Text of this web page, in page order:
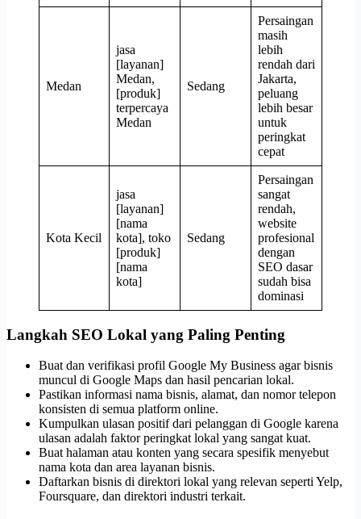
Medan
jasa
[layanan]
Medan,
[produk]
terpercaya
Medan
Sedang
Persaingan
masih
lebih
rendah dari
Jakarta,
peluang
lebih besar
untuk
peringkat
cepat
Kota Kecil
jasa
[layanan]
[nama
kota], toko
[produk]
[nama
kota]
Sedang
Persaingan
sangat
rendah,
website
profesional
dengan
SEO dasar
sudah bisa
dominasi
Langkah SEO Lokal yang Paling Penting
Buat dan verifikasi profil Google My Business agar bisnis
muncul di Google Maps dan hasil pencarian lokal.
Pastikan informasi nama bisnis, alamat, dan nomor telepon
konsisten di semua platform online.
Kumpulkan ulasan positif dari pelanggan di Google karena
ulasan adalah faktor peringkat lokal yang sangat kuat.
Buat halaman atau konten yang secara spesifik menyebut
nama kota dan area layanan bisnis.
Daftarkan bisnis di direktori lokal yang relevan seperti Yelp,
Foursquare, dan direktori industri terkait.